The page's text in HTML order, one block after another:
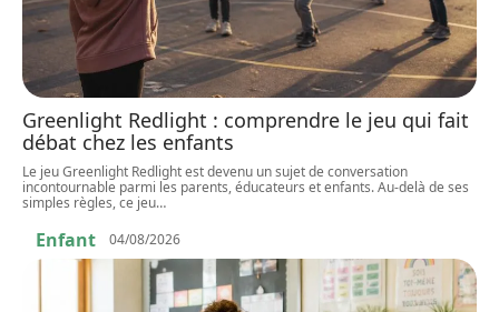
Greenlight Redlight : comprendre le jeu qui fait
débat chez les enfants
Le jeu Greenlight Redlight est devenu un sujet de conversation
incontournable parmi les parents, éducateurs et enfants. Au-delà de ses
simples règles, ce jeu…
Enfant 04/08/2026